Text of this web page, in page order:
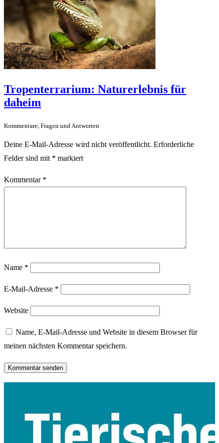
Tropenterrarium: Naturerlebnis für
daheim
Kommentare, Fragen und Antworten
Deine E-Mail-Adresse wird nicht veröffentlicht. Erforderliche
Felder sind mit * markiert
Kommentar *
Name *
E-Mail-Adresse *
Website
Name, E-Mail-Adresse und Website in diesem Browser für
meinen nächsten Kommentar speichern.